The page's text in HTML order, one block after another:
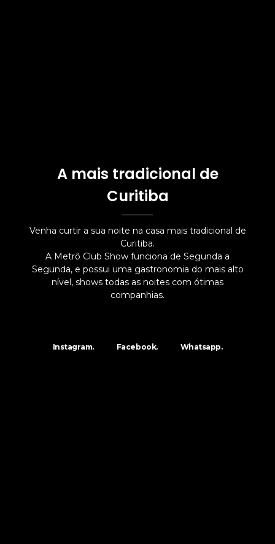
A mais tradicional de
Curitiba
Venha curtir a sua noite na casa mais tradicional de
Curitiba.
A Metrô Club Show funciona de Segunda a
Segunda, e possui uma gastronomia do mais alto
nível, shows todas as noites com ótimas
companhias.
Instagram. Facebook. Whatsapp.